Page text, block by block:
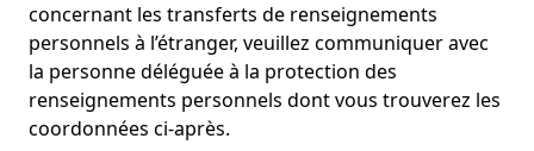
concernant les transferts de renseignements
personnels à l’étranger, veuillez communiquer avec
la personne déléguée à la protection des
renseignements personnels dont vous trouverez les
coordonnées ci-après.